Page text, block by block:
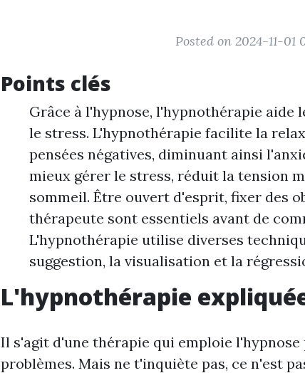
Posted on 2024-11-01
Points clés
Grâce à l'hypnose, l'hypnothérapie aide
le stress. L'hypnothérapie facilite la
pensées négatives, diminuant ainsi
mieux gérer le stress, réduit la tension
sommeil. Être ouvert d'esprit, fixer des
thérapeute sont essentiels avant de
L'hypnothérapie utilise diverses
suggestion, la visualisation et la
L'hypnothérapie
Il s'agit d'une thérapie qui emploie
problèmes. Mais ne t'inquiète pas, ce n'est